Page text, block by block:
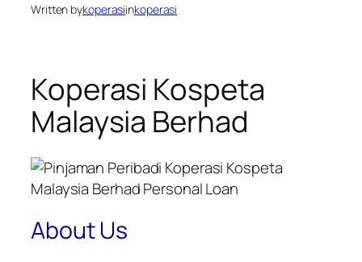
Written bykoperasiinkoperasi
Koperasi Kospeta
Malaysia Berhad
About Us